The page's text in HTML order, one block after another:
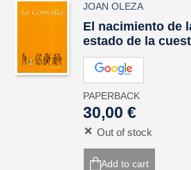
JOAN OLEZA
El nacimiento de
estado de la
PAPERBACK
30,00 €
Out of stock
Add to cart